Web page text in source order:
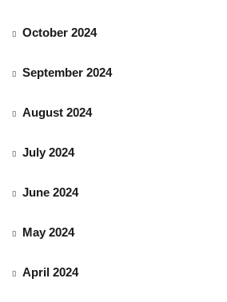
October 2024
September 2024
August 2024
July 2024
June 2024
May 2024
April 2024